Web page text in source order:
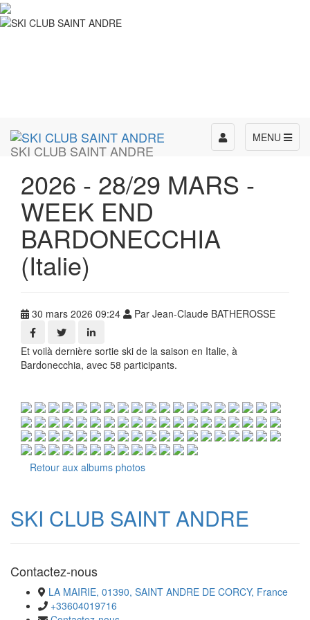
SKI CLUB SAINT ANDRE
MENU
Toggle
navigation
2026 - 28/29 MARS -
WEEK END
BARDONECCHIA
(Italie)
30 mars 2026 09:24 Par Jean-Claude BATHEROSSE
Et voilà dernière sortie ski de la saison en Italie, à
Bardonecchia, avec 58 participants.
Retour aux albums photos
SKI CLUB SAINT ANDRE
Contactez-nous
LA MAIRIE, 01390, SAINT ANDRE DE CORCY, France
+33604019716